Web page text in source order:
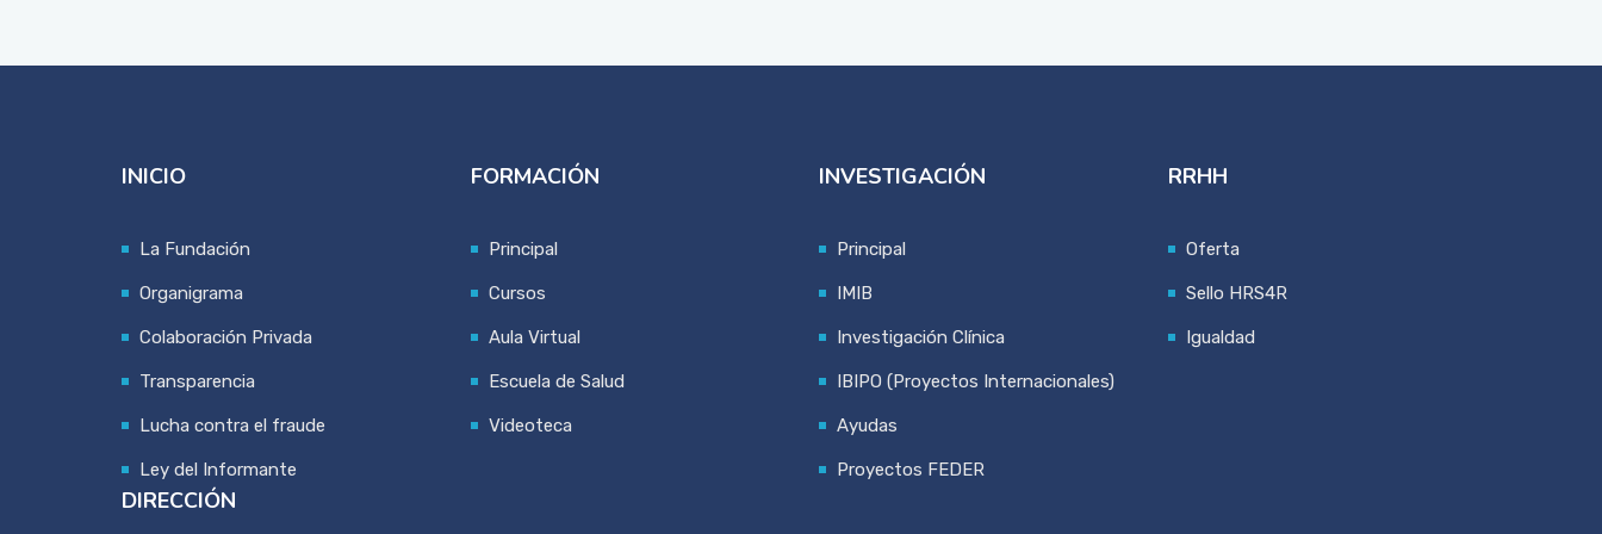
INICIO
La Fundación
Organigrama
Colaboración Privada
Transparencia
Lucha contra el fraude
Ley del Informante
FORMACIÓN
Principal
Cursos
Aula Virtual
Escuela de Salud
Videoteca
INVESTIGACIÓN
Principal
IMIB
Investigación Clínica
IBIPO (Proyectos Internacionales)
Ayudas
Proyectos FEDER
RRHH
Oferta
Sello HRS4R
Igualdad
DIRECCIÓN